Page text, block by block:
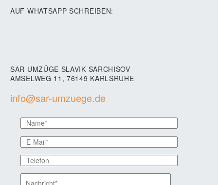
AUF WHATSAPP SCHREIBEN:
SAR UMZÜGE SLAVIK SARCHISOV
AMSELWEG 11, 76149 KARLSRUHE
info@sar-umzuege.de